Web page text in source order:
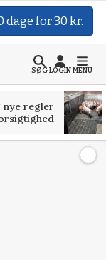
dage for 30 kr.
SØGLOGINMENU
nye regler